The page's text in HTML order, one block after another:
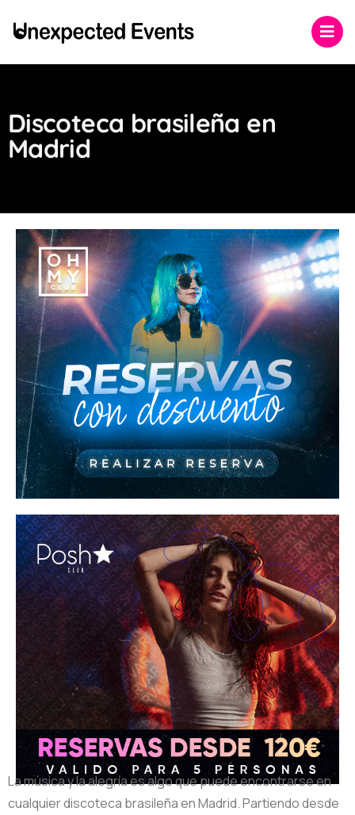
Discoteca brasileña en
Madrid
La música y la alegría es algo que puede encontrarse en
cualquier discoteca brasileña en Madrid. Partiendo desde